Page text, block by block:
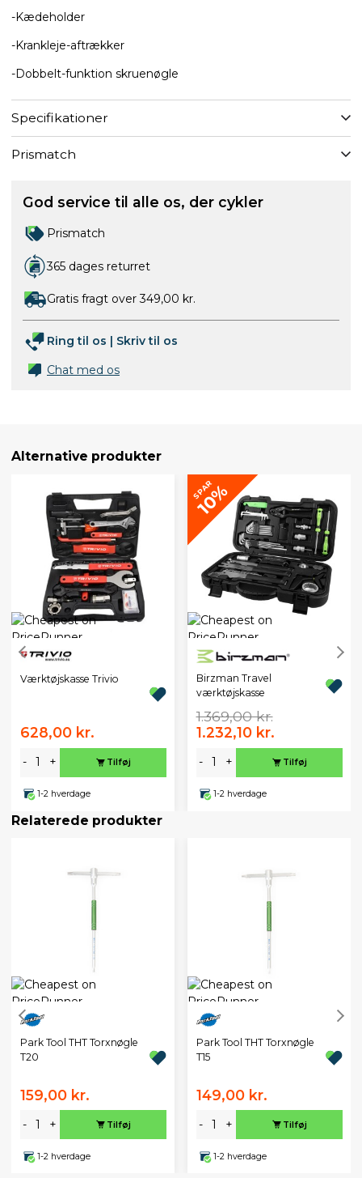
-Kædeholder
-Krankleje-aftrækker
-Dobbelt-funktion skruenøgle
Specifikationer
Prismatch
God service til alle os, der cykler
Prismatch
365 dages returret
Gratis fragt over 349,00 kr.
Ring til os | Skriv til os
Chat med os
Alternative produkter
Værktøjskasse Trivio
628,00 kr.
- + Tilføj
1-2 hverdage
SPAR
10%
Birzman Travel
værktøjskasse
1.369,00 kr.
1.232,10 kr.
- + Tilføj
1-2 hverdage
Relaterede produkter
Park Tool THT Torxnøgle
T20
159,00 kr.
- + Tilføj
1-2 hverdage
Park Tool THT Torxnøgle
T15
149,00 kr.
- + Tilføj
1-2 hverdage